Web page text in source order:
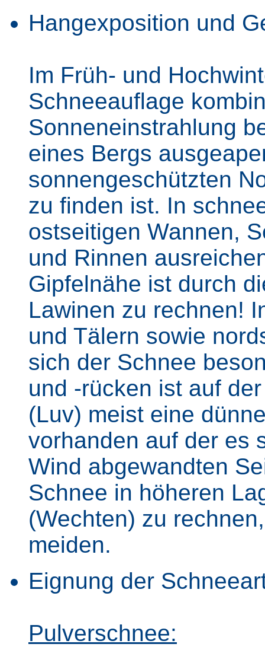
Hangexposition und
Im Früh- und
Schneeauflage
Sonneneinstrahlung
eines Bergs
sonnengeschützten
zu finden ist. In
ostseitigen Wannen,
und Rinnen
Gipfelnähe ist durch
Lawinen zu rechnen!
und Tälern sowie
sich der Schnee
und -rücken ist auf
(Luv) meist eine
vorhanden auf der es
Wind abgewandten
Schnee in höheren
(Wechten) zu
meiden.
Eignung der
Pulverschnee: